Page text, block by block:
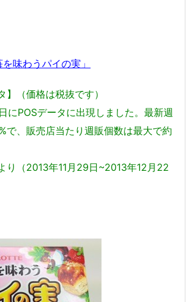
味わうパイの実」
】（価格は税抜です）
にPOSデータに出現しました。最新週
で、販売店当たり週販個数は最大で約
り（2013年11月29日~2013年12月22